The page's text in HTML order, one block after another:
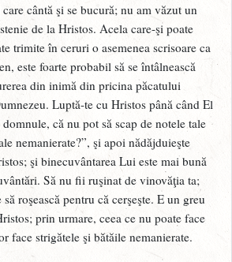
cântă şi se bucură; nu am văzut un
de la Hristos. Acela care-şi poate
trimite în ceruri o asemenea scrisoare ca
este foarte probabil să se întâlnească
din inimă din pricina păcatului
Luptă-te cu Hristos până când El
că nu pot să scap de notele tale
nemanierate?”, şi apoi nădăjduieşte
şi binecuvântarea Lui este mai bună
Să nu fii ruşinat de vinovăţia ta;
roşească pentru că cerşeşte. E un greu
prin urmare, ceea ce nu poate face
face strigătele şi bătăile nemanierate.